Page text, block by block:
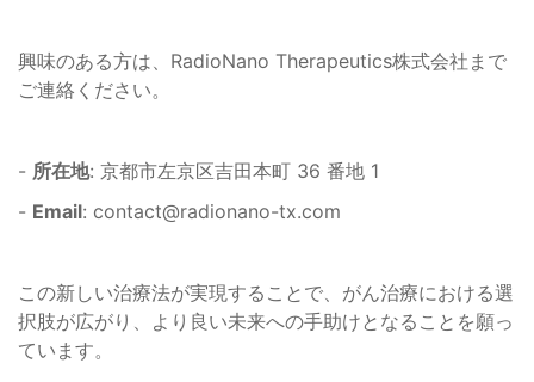
興味のある方は、RadioNano Therapeutics株式会社まで
ご連絡ください。
- 所在地: 京都市左京区吉田本町 36 番地 1
- Email: contact@radionano-tx.com
この新しい治療法が実現することで、がん治療における選
択肢が広がり、より良い未来への手助けとなることを願っ
ています。